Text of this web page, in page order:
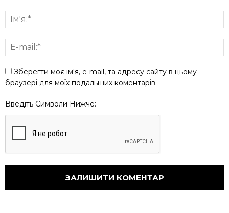
Зберегти моє ім'я, e-mail, та адресу сайту в цьому
браузері для моїх подальших коментарів.
Введіть Символи Нижче: